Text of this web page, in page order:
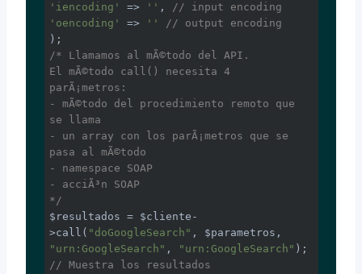
'iencoding'
=> '' ,
// input encoding
'oencoding'
=> ''
// output encoding
/* Llamamos al mÃ©todo del API.
El mÃ©todo call() necesita 4
parÃ¡metros:
- mÃ©todo del procedimiento remoto que
se llama
- un array con los parÃ¡metros que se
pasa al mÃ©todo
- namespace SOAP
- acciÃ³n SOAP
*/
$resultados = $cliente-
>call( "doGoogleSearch"
"urn:GoogleSearch" , "urn:GoogleSearch"
// Muestra los resultados